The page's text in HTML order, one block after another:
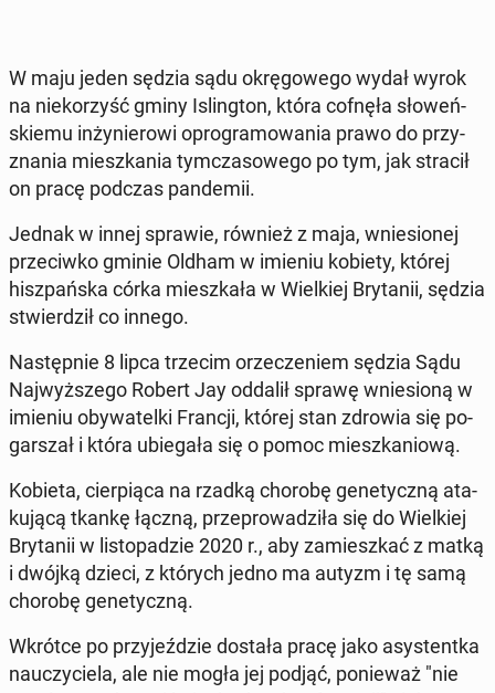
W maju jeden sędzia sądu okrę­go­we­go wydał wyrok
na nie­ko­rzyść gminy Is­ling­ton, która cofnęła sło­weń­
skie­mu in­ży­nie­ro­wi opro­gra­mo­wa­nia prawo do przy­
zna­nia miesz­ka­nia tym­cza­so­we­go po tym, jak stracił
on pracę podczas pan­de­mii.
Jednak w innej sprawie, również z maja, wnie­sio­nej
prze­ciw­ko gminie Oldham w imieniu kobiety, której
hisz­pań­ska córka miesz­ka­ła w Wiel­kiej Bry­ta­nii, sędzia
stwier­dził co innego.
Na­stęp­nie 8 lipca trzecim orze­cze­niem sędzia Sądu
Naj­wyż­sze­go Robert Jay oddalił sprawę wnie­sio­ną w
imieniu oby­wa­tel­ki Francji, której stan zdrowia się po­
gar­szał i która ubie­ga­ła się o pomoc miesz­ka­nio­wą.
Kobieta, cier­pią­ca na rzadką chorobę ge­ne­tycz­ną ata­
ku­ją­cą tkankę łączną, prze­pro­wa­dzi­ła się do Wiel­kiej
Bry­ta­nii w li­sto­pa­dzie 2020 r., aby za­miesz­kać z matką
i dwójką dzieci, z których jedno ma autyzm i tę samą
chorobę ge­ne­tycz­ną.
Wkrótce po przy­jeź­dzie dostała pracę jako asy­stent­ka
na­uczy­cie­la, ale nie mogła jej podjąć, po­nie­waż "nie